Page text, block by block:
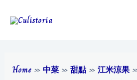
Home »中菜 »甜點»江米涼果